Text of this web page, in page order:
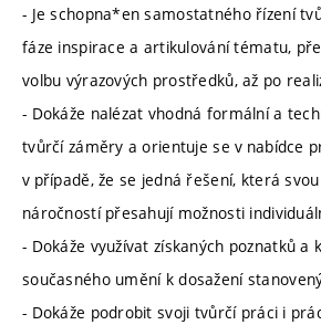
- Je schopna*en samostatného řízení
fáze inspirace a artikulování tématu,
volbu výrazových prostředků, až po
- Dokáže nalézat vhodná formální a
tvůrčí záměry a orientuje se v nabídce
v případě, že se jedná řešení, která
náročností přesahují možnosti
- Dokáže využívat získaných poznatků
současného umění k dosažení
- Dokáže podrobit svoji tvůrčí práci i